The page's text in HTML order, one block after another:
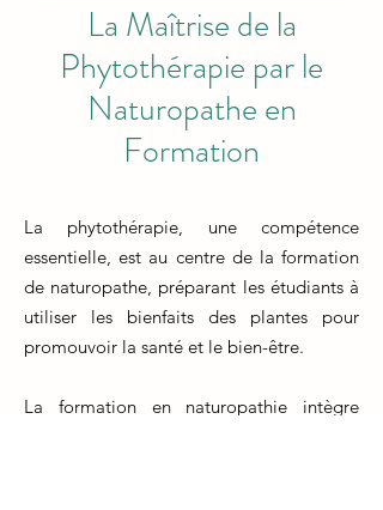
La Maîtrise de la
Phytothérapie par le
Naturopathe en
Formation
La phytothérapie, une compétence
essentielle, est au centre de la formation
de naturopathe, préparant les étudiants à
utiliser les bienfaits des plantes pour
promouvoir la santé et le bien-être.
La formation en naturopathie intègre